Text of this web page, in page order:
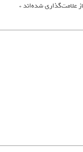
علامت‌گذاری شده‌اند*